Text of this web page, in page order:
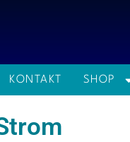
KONTAKT SHOP